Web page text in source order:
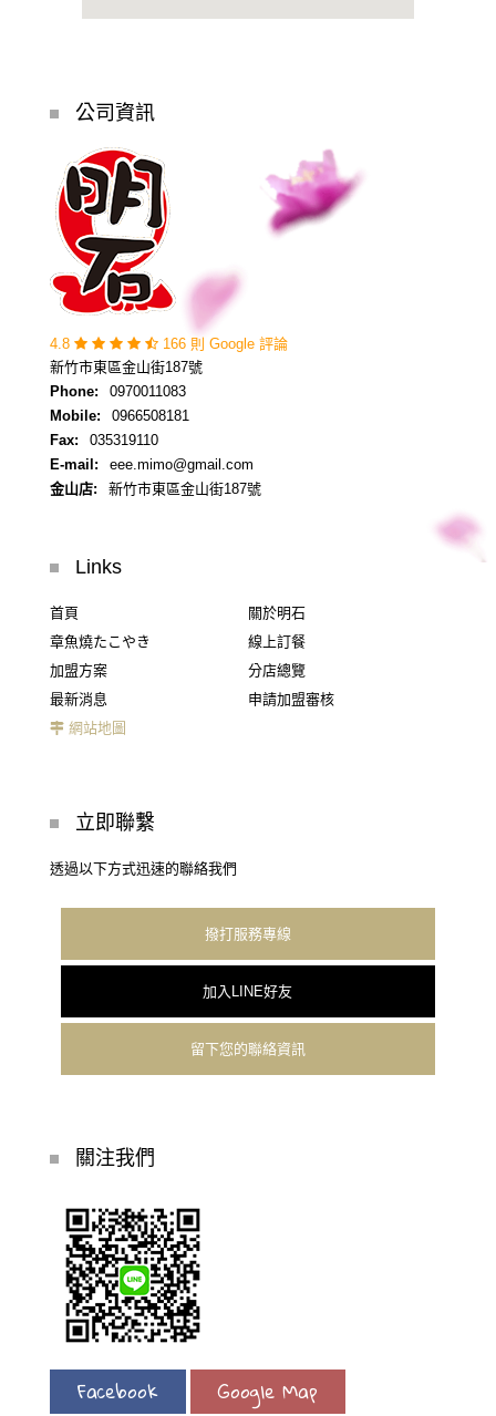
公司資訊
4.8
166 則 Google 評論
新竹市東區金山街187號
Phone:
0970011083
Mobile:
0966508181
Fax:
035319110
E-mail:
eee.mimo@gmail.com
金山店:
新竹市東區金山街187號
Links
首頁
關於明石
章魚燒たこやき
線上訂餐
加盟方案
分店總覽
最新消息
申請加盟審核
網站地圖
立即聯繫
透過以下方式迅速的聯絡我們
撥打服務專線
加入LINE好友
留下您的聯絡資訊
關注我們
Facebook Google Map